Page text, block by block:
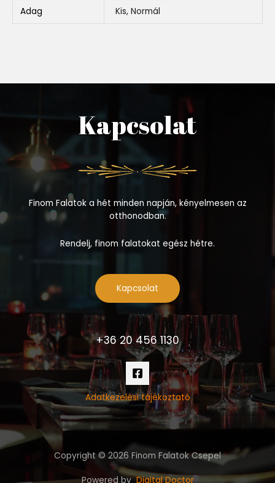
Adag Kis, Normál
Kapcsolat
Finom Falatok a hét minden napján, kényelmesen az
otthonodban.
Rendelj, finom falatokat egész hétre.
Kapcsolat
+36 20 456 1130
Adatkezelési tájékoztató
Copyright © 2026 Finom Falatok Csepel
Powered byDigital Doctor